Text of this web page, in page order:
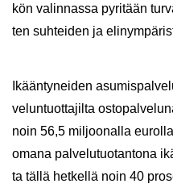
kön va­lin­nas­sa py­ri­tään
ten suh­tei­den ja
Ikään­ty­nei­den
ve­lun­tuot­ta­jil­ta
noin 56,5 mil­joo­nal­la
omana pal­ve­lu­tuo­tan­to­na
ta tällä het­kel­lä noin 40